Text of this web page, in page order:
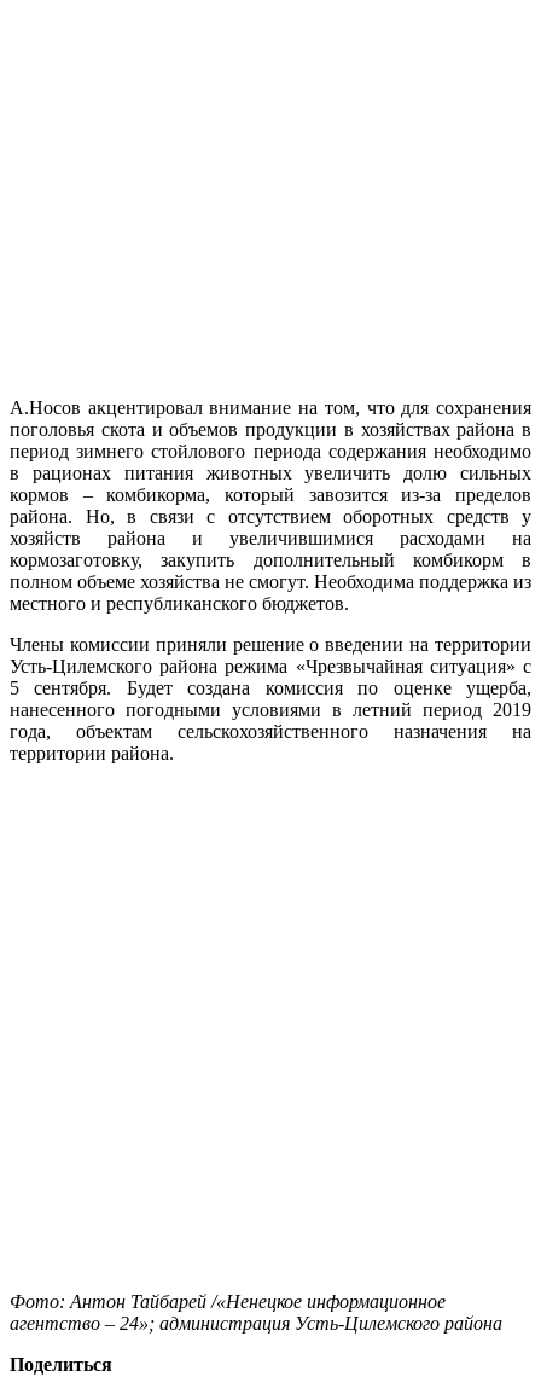
А.Носов акцентировал внимание на том, что для сохранения
поголовья скота и объемов продукции в хозяйствах района в
период зимнего стойлового периода содержания необходимо
в рационах питания животных увеличить долю сильных
кормов – комбикорма, который завозится из-за пределов
района. Но, в связи с отсутствием оборотных средств у
хозяйств района и увеличившимися расходами на
кормозаготовку, закупить дополнительный комбикорм в
полном объеме хозяйства не смогут. Необходима поддержка из
местного и республиканского бюджетов.
Члены комиссии приняли решение о введении на территории
Усть-Цилемского района режима «Чрезвычайная ситуация» с
5 сентября. Будет создана комиссия по оценке ущерба,
нанесенного погодными условиями в летний период 2019
года, объектам сельскохозяйственного назначения на
территории района.
Фото: Антон Тайбарей /«Ненецкое информационное
агентство – 24»; администрация Усть-Цилемского района
Поделиться